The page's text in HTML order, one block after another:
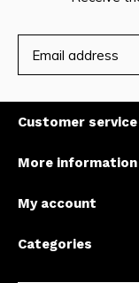
Customer service
More information
My account
Categories